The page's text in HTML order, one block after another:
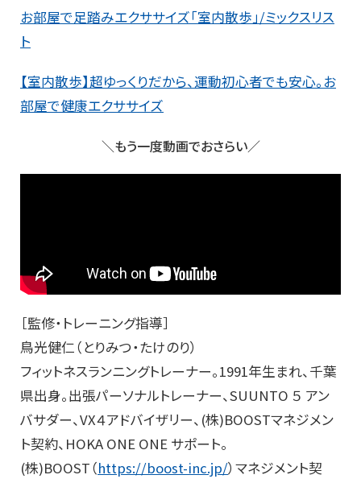
お部屋で足踏みエクササイズ「室内散歩」/ミックスリス
ト
【室内散歩】超ゆっくりだから、運動初心者でも安心。お
部屋で健康エクササイズ
＼もう一度動画でおさらい／
［監修・トレーニング指導］
鳥光健仁（とりみつ・たけのり）
フィットネスランニングトレーナー。1991年生まれ、千葉
県出身。出張パーソナルトレーナー、SUUNTO ５ アン
バサダー、VX４アドバイザリー、(株)BOOSTマネジメン
ト契約、HOKA ONE ONE サポート。
(株)BOOST（https://boost-inc.jp/）マネジメント契